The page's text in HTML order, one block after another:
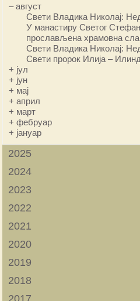
–август
Свети Владика Николај:
У манастиру Светог
прослављена храмовна
Свети Владика Николај:
Свети пророк Илија –
+ јул
+ јун
+ мај
+април
+ март
+фебруар
+ јануар
2025
2024
2023
2022
2021
2020
2019
2018
2017